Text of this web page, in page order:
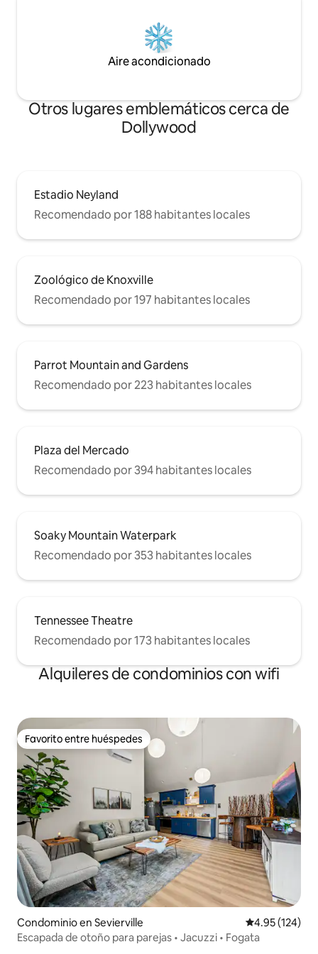
Aire acondicionado
Otros lugares emblemáticos cerca de
Dollywood
Estadio Neyland
Recomendado por 188 habitantes locales
Zoológico de Knoxville
Recomendado por 197 habitantes locales
Parrot Mountain and Gardens
Recomendado por 223 habitantes locales
Plaza del Mercado
Recomendado por 394 habitantes locales
Soaky Mountain Waterpark
Recomendado por 353 habitantes locales
Tennessee Theatre
Recomendado por 173 habitantes locales
Alquileres de condominios con wifi
Favorito entre huéspedes
Favorito entre huéspedes
Condominio en Sevierville Calificación
4.95 (124)
Escapada de otoño para parejas • Jacuzzi • Fogata